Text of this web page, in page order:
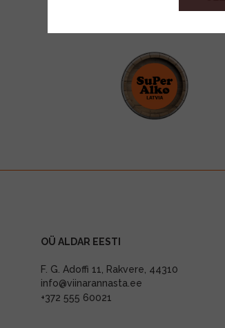
OÜ ALDAR EESTI
F. G. Adoffi 11, Rakvere, 44310
info@viinarannasta.ee
+372 555 60021